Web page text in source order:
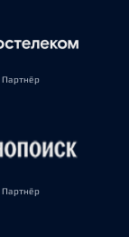
Партнёр
Партнёр